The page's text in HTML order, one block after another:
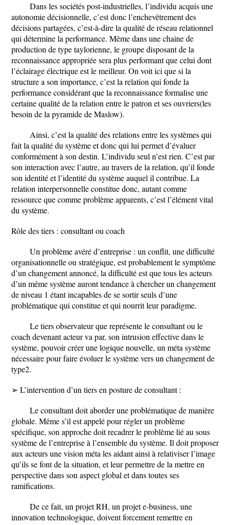
Dans les sociétés post-industrielles, l’individu acquis une
autonomie décisionnelle, c’est donc l’enchevêtrement des
décisions partagées, c’est-à-dire la qualité de réseau relationnel
qui détermine la performance. Même dans une chaine de
production de type taylorienne, le groupe disposant de la
reconnaissance appropriée sera plus performant que celui dont
l’éclairage électrique est le meilleur. On voit ici que si la
structure a son importance, c’est la relation qui fonde la
performance considérant que la reconnaissance formalise une
certaine qualité de la relation entre le patron et ses ouvriers(les
besoin de la pyramide de Maslow).
Ainsi, c’est la qualité des relations entre les systèmes qui
fait la qualité du système et donc qui lui permet d’évaluer
conformément à son destin. L’individu seul n’est rien. C’est par
son interaction avec l’autre, au travers de la relation, qu’il fonde
son identité et l’identité du système auquel il contribue. La
relation interpersonnelle constitue donc, autant comme
ressource que comme problème apparents, c’est l’élément vital
du système.
Rôle des tiers : consultant ou coach
Un problème avéré d’entreprise : un conflit, une difficulté
organisationnelle ou stratégique, est probablement le symptôme
d’un changement annoncé, la difficulté est que tous les acteurs
d’un même système auront tendance à chercher un changement
de niveau 1 étant incapables de se sortir seuls d’une
problématique qui constitue et qui nourrit leur paradigme.
Le tiers observateur que représente le consultant ou le
coach devenant acteur va par, son intrusion effective dans le
système, pouvoir créer une logique nouvelle, un méta système
nécessaire pour faire évoluer le système vers un changement de
type2.
➢ L’intervention d’un tiers en posture de consultant :
Le consultant doit aborder une problématique de manière
globale. Même s’il est appelé pour régler un problème
spécifique, son approche doit recadrer le problème lié au sous
système de l’entreprise à l’ensemble du système. Il doit proposer
aux acteurs une vision méta les aidant ainsi à relativiser l’image
qu’ils se font de la situation, et leur permettre de la mettre en
perspective dans son aspect global et dans toutes ses
ramifications.
De ce fait, un projet RH, un projet e-business, une
innovation technologique, doivent forcement remettre en